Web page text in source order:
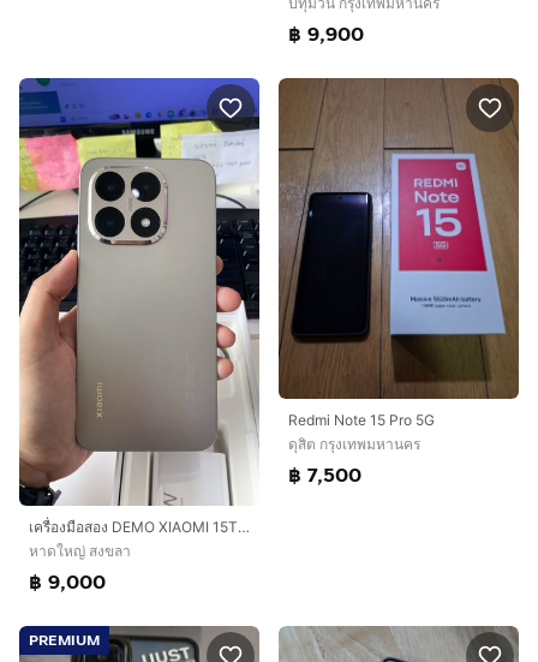
฿ 9,900
เครื่องมือสอง DEMO XIAOMI 15T 5G 12-256GB GREY
หาดใหญ่ สงขลา
฿ 9,000
Redmi Note 15 Pro 5G
ดุสิต กรุงเทพมหานคร
฿ 7,500
PREMIUM